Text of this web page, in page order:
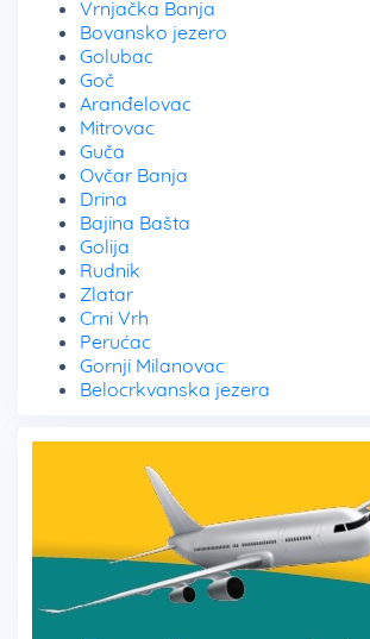
Vrnjačka Banja
Bovansko jezero
Golubac
Goč
Aranđelovac
Mitrovac
Guča
Ovčar Banja
Drina
Bajina Bašta
Golija
Rudnik
Zlatar
Crni Vrh
Perućac
Gornji Milanovac
Belocrkvanska jezera